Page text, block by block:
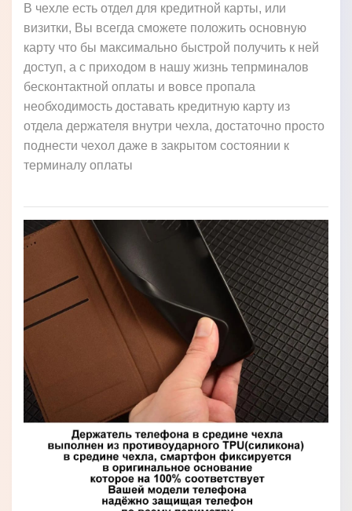
В чехле есть отдел для кредитной карты, или
визитки, Вы всегда сможете положить основную
карту что бы максимально быстрой получить к ней
доступ, а с приходом в нашу жизнь тепрминалов
бесконтактной оплаты и вовсе пропала
необходимость доставать кредитную карту из
отдела держателя внутри чехла, достаточно просто
поднести чехол даже в закрытом состоянии к
терминалу оплаты